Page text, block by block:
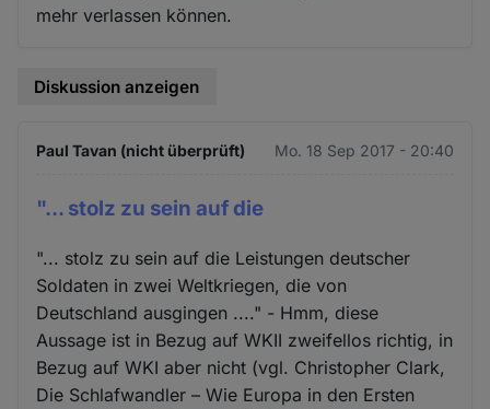
mehr verlassen können.
Diskussion anzeigen
Paul Tavan (nicht überprüft) Mo. 18 Sep 2017 - 20:40
"... stolz zu sein auf die
"... stolz zu sein auf die Leistungen deutscher
Soldaten in zwei Weltkriegen, die von
Deutschland ausgingen ...." - Hmm, diese
Aussage ist in Bezug auf WKII zweifellos richtig, in
Bezug auf WKI aber nicht (vgl. Christopher Clark,
Die Schlafwandler – Wie Europa in den Ersten